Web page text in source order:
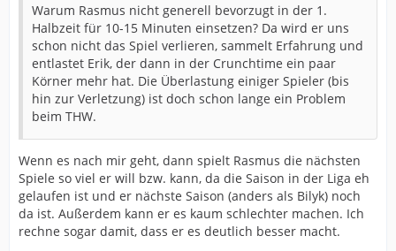
Warum Rasmus nicht generell bevorzugt in der 1.
Halbzeit für 10-15 Minuten einsetzen? Da wird er uns
schon nicht das Spiel verlieren, sammelt Erfahrung und
entlastet Erik, der dann in der Crunchtime ein paar
Körner mehr hat. Die Überlastung einiger Spieler (bis
hin zur Verletzung) ist doch schon lange ein Problem
beim THW.
Wenn es nach mir geht, dann spielt Rasmus die nächsten
Spiele so viel er will bzw. kann, da die Saison in der Liga eh
gelaufen ist und er nächste Saison (anders als Bilyk) noch
da ist. Außerdem kann er es kaum schlechter machen. Ich
rechne sogar damit, dass er es deutlich besser macht.